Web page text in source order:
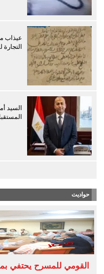
عيذاب
التجارة لمدة
السيد
حواديت
القومي للمسرح يحتفي